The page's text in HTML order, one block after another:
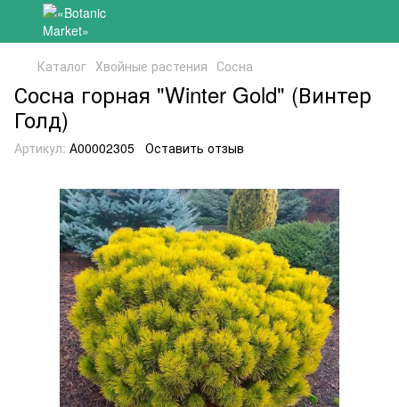
Каталог Хвойные растения Сосна
Сосна горная "Winter Gold" (Винтер
Голд)
Артикул: А00002305 Оставить отзыв